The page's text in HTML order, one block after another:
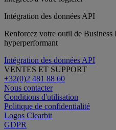
Intégration des données API
Renforcez votre outil de
hyperperformant
Intégration des données API
VENTES ET SUPPORT
+32(0)2 481 88 60
Nous contacter
Conditions d'utilisation
Politique de confidentialité
Logos Clearbit
GDPR